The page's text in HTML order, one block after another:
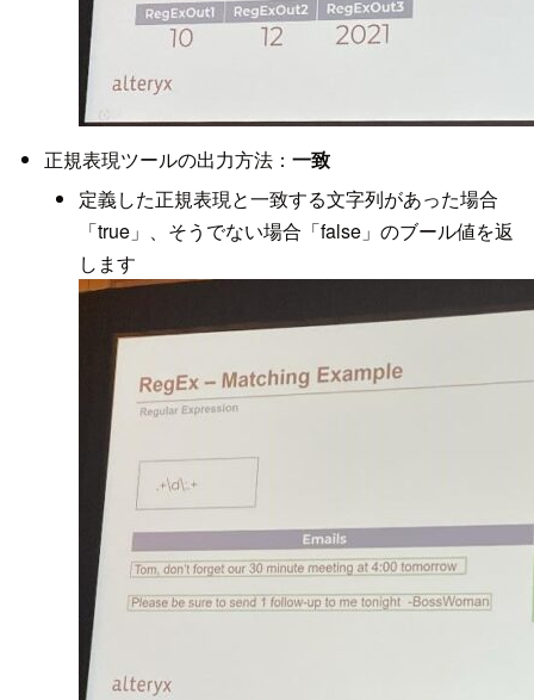
正規表現ツールの出力方法： 一致
定義した正規表現と一致する文字列があった場合
「true」、そうでない場合「false」のブール値を返
します